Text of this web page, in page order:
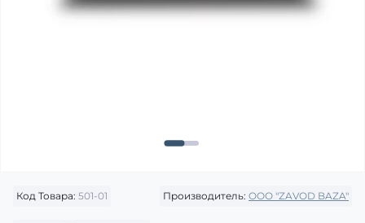
Код Товара: 501-01 Производитель: OOO "ZAVOD BAZA"